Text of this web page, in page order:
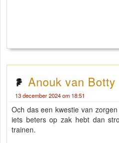
Anouk van Botty
13 december 2024 om 18:51
Och das een kwestie van
iets beters op zak hebt dan
trainen.